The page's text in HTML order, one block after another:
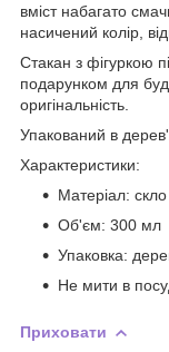
вміст набагато
насичений колір,
Стакан з фігуркою
подарунком для
оригінальність.
Упакований в
Характеристики:
Матеріал:
Об'єм: 300 мл
Упаковка:
Не мити в
Приховати